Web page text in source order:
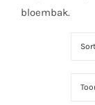
bloembak.